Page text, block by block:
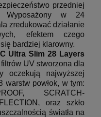
przedniej
Wyposażony w 24
zredukować działanie
efektem czego
bardziej klarowny.
Ultra Slim 28 Layers
UV stworzona dla
oczekują najwyższej
warstw powłok, w tym:
SCRATCH-
oraz szkło
światła na